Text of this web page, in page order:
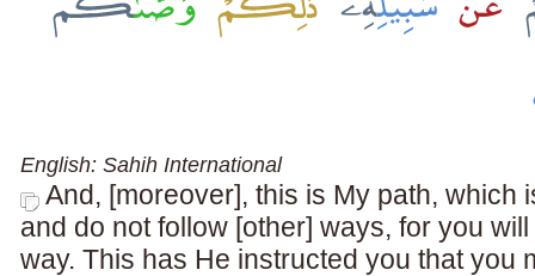
English: Sahih International
And, [moreover], this is My path, which
and do not follow [other] ways, for you
way. This has He instructed you that you